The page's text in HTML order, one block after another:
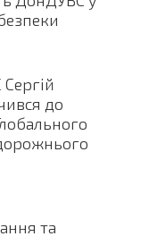
до
та